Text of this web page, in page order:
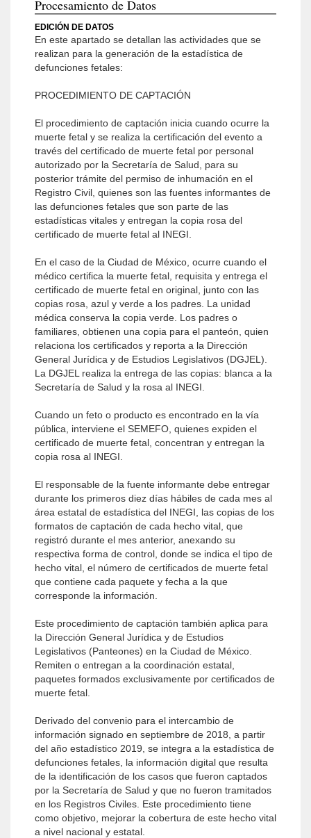
Procesamiento de Datos
EDICIÓN DE DATOS
En este apartado se detallan las actividades que se
realizan para la generación de la estadística de
defunciones fetales:
PROCEDIMIENTO DE CAPTACIÓN
El procedimiento de captación inicia cuando ocurre la
muerte fetal y se realiza la certificación del evento a
través del certificado de muerte fetal por personal
autorizado por la Secretaría de Salud, para su
posterior trámite del permiso de inhumación en el
Registro Civil, quienes son las fuentes informantes de
las defunciones fetales que son parte de las
estadísticas vitales y entregan la copia rosa del
certificado de muerte fetal al INEGI.
En el caso de la Ciudad de México, ocurre cuando el
médico certifica la muerte fetal, requisita y entrega el
certificado de muerte fetal en original, junto con las
copias rosa, azul y verde a los padres. La unidad
médica conserva la copia verde. Los padres o
familiares, obtienen una copia para el panteón, quien
relaciona los certificados y reporta a la Dirección
General Jurídica y de Estudios Legislativos (DGJEL).
La DGJEL realiza la entrega de las copias: blanca a la
Secretaría de Salud y la rosa al INEGI.
Cuando un feto o producto es encontrado en la vía
pública, interviene el SEMEFO, quienes expiden el
certificado de muerte fetal, concentran y entregan la
copia rosa al INEGI.
El responsable de la fuente informante debe entregar
durante los primeros diez días hábiles de cada mes al
área estatal de estadística del INEGI, las copias de los
formatos de captación de cada hecho vital, que
registró durante el mes anterior, anexando su
respectiva forma de control, donde se indica el tipo de
hecho vital, el número de certificados de muerte fetal
que contiene cada paquete y fecha a la que
corresponde la información.
Este procedimiento de captación también aplica para
la Dirección General Jurídica y de Estudios
Legislativos (Panteones) en la Ciudad de México.
Remiten o entregan a la coordinación estatal,
paquetes formados exclusivamente por certificados de
muerte fetal.
Derivado del convenio para el intercambio de
información signado en septiembre de 2018, a partir
del año estadístico 2019, se integra a la estadística de
defunciones fetales, la información digital que resulta
de la identificación de los casos que fueron captados
por la Secretaría de Salud y que no fueron tramitados
en los Registros Civiles. Este procedimiento tiene
como objetivo, mejorar la cobertura de este hecho vital
a nivel nacional y estatal.